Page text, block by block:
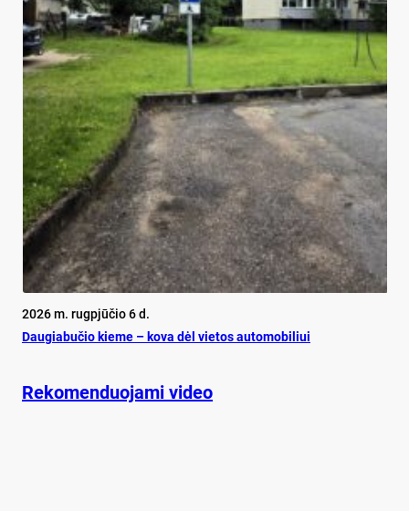
2026 m. rugpjūčio 6 d.
Dau­gia­bu­čio kie­me – ko­va dėl vie­tos au­to­mo­bi­liui
Rekomenduojami video